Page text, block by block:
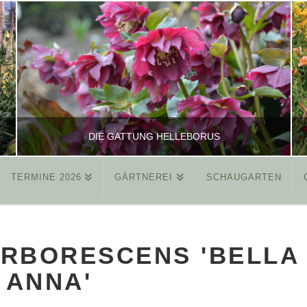
DIE GATTUNG HELLEBORUS
REINHARD
MÄRZ 26, 2015
TERMINE 2026 GÄRTNEREI SCHAUGARTEN
'BELLA
ANNA'